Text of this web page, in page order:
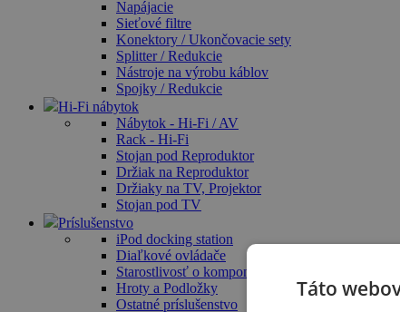
Napájacie
Sieťové filtre
Konektory / Ukončovacie sety
Splitter / Redukcie
Nástroje na výrobu káblov
Spojky / Redukcie
Hi-Fi nábytok
Nábytok - Hi-Fi / AV
Rack - Hi-Fi
Stojan pod Reproduktor
Držiak na Reproduktor
Držiaky na TV, Projektor
Stojan pod TV
Príslušenstvo
iPod docking station
Diaľkové ovládače
Starostlivosť o komponenty / Čistiace prostriedky
Hroty a Podložky
Ostatné príslušenstvo
Táto